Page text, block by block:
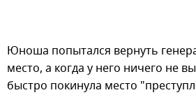
Юноша попытался вернуть
место, а когда у него ничего не
быстро покинула место